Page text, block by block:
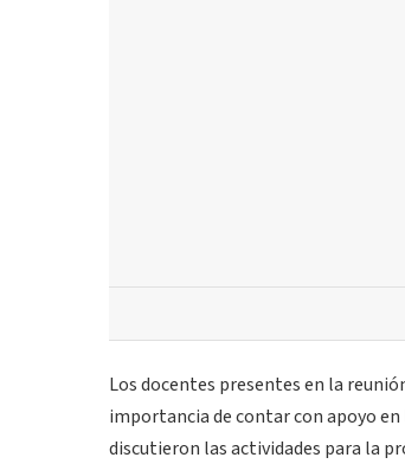
Los docentes presentes en la
importancia de contar con apoyo
discutieron las actividades para la